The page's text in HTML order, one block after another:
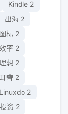
Kindle 2
出海 2
图标 2
效率 2
理想 2
耳聋 2
Linuxdo 2
资 2